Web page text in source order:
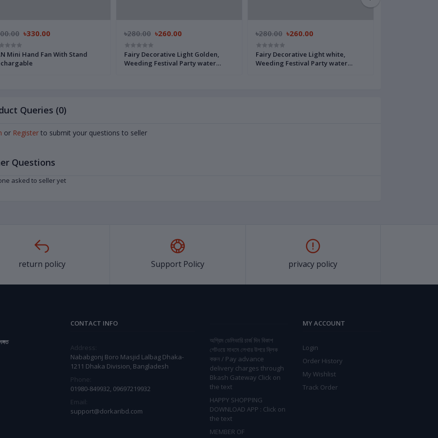
৳330.00
Mini Hand Fan With Stand
৳280.00 ৳260.00
Fairy Decorative Light Golden,
Weeding Festival Party water
৳280.00 ৳260.00
Fairy Decorative Light white,
Weeding Festival Party water
Queries (0)
or Register to submit your questions to seller
Questions
asked to seller yet
return policy Support Policy privacy policy
CONTACT INFO
Address:
Nababgonj Boro Masjid Lalbag Dhaka-
1211 Dhaka Division, Bangladesh
Phone:
01980-849932, 09697219932
Email:
support@dorkaribd.com
অগ্রিম ডেলিভারি চার্জ দিন বিকাশ
গেটওয়ে মাধমে লেখার উপরে ক্লিক
করুন / Pay advance
delivery charges through
Bkash Gateway Click on
the text
HAPPY SHOPPING
DOWNLOAD APP : Click on
the text
MEMBER OF
MY ACCOUNT
Login
Order History
My Wishlist
Track Order